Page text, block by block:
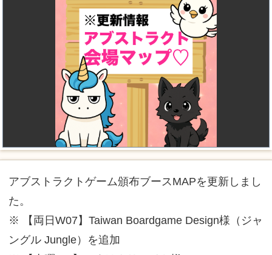
アブストラクトゲーム頒布ブースMAPを更新しまし
た。
※ 【両日W07】Taiwan Boardgame Design様（ジャ
ングル Jungle）を追加